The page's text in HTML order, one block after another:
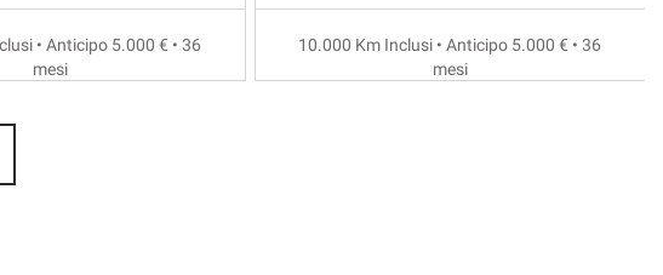
• Anticipo 5.000 € • 36
mesi
10.000 Km Inclusi • Anticipo 5.000 € • 36
mesi